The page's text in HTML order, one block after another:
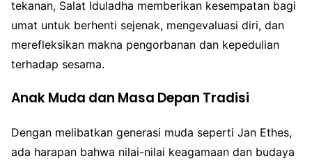
tekanan, Salat Iduladha memberikan kesempatan bagi
umat untuk berhenti sejenak, mengevaluasi diri, dan
merefleksikan makna pengorbanan dan kepedulian
terhadap sesama.
Anak Muda dan Masa Depan Tradisi
Dengan melibatkan generasi muda seperti Jan Ethes,
ada harapan bahwa nilai-nilai keagamaan dan budaya